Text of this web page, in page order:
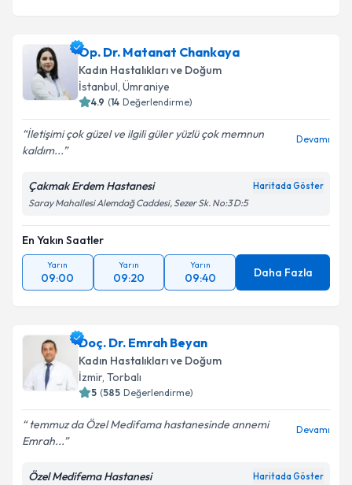
Op. Dr. Matanat Chankaya
Kadın Hastalıkları ve Doğum
İstanbul, Ümraniye
4.9 (14 Değerlendirme)
İletişimi çok güzel ve ilgili güler yüzlü çok memnun
kaldım...
Devamı
Çakmak Erdem Hastanesi Haritada Göster
Saray Mahallesi Alemdağ Caddesi, Sezer Sk. No:3 D:5
En Yakın Saatler
Yarın
09:00
Yarın
09:20
Yarın
09:40 Daha Fazla
Doç. Dr. Emrah Beyan
Kadın Hastalıkları ve Doğum
İzmir, Torbalı
5 (585 Değerlendirme)
temmuz da Özel Medifama hastanesinde annemi
Emrah...
Devamı
Özel Medifema Hastanesi Haritada Göster